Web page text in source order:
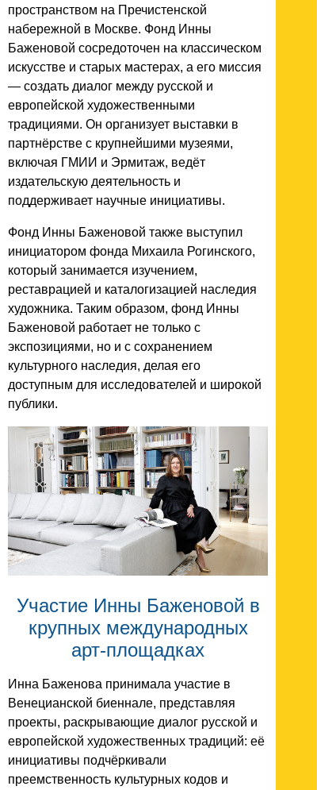
пространством на Пречистенской
набережной в Москве. Фонд Инны
Баженовой сосредоточен на классическом
искусстве и старых мастерах, а его миссия
— создать диалог между русской и
европейской художественными
традициями. Он организует выставки в
партнёрстве с крупнейшими музеями,
включая ГМИИ и Эрмитаж, ведёт
издательскую деятельность и
поддерживает научные инициативы.
Фонд Инны Баженовой также выступил
инициатором фонда Михаила Рогинского,
который занимается изучением,
реставрацией и каталогизацией наследия
художника. Таким образом, фонд Инны
Баженовой работает не только с
экспозициями, но и с сохранением
культурного наследия, делая его
доступным для исследователей и широкой
публики.
Участие Инны Баженовой в
крупных международных
арт‑площадках
Инна Баженова принимала участие в
Венецианской биеннале, представляя
проекты, раскрывающие диалог русской и
европейской художественных традиций: её
инициативы подчёркивали
преемственность культурных кодов и